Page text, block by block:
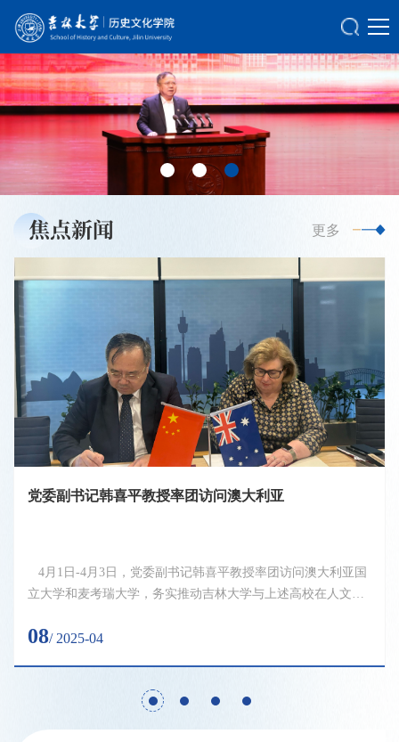
焦点新闻 更多
党委副书记韩喜平教授率团访问澳大利亚
4月1日-4月3日，党委副书记韩喜平教授率团访问澳大利亚国
立大学和麦考瑞大学，务实推动吉林大学与上述高校在人文社
巴纳（Noel Barnard）教授捐赠图书事宜进行调研。 访问
大学合作谅解备忘录》。利安·诺里斯表示，麦考瑞大学与吉林
08/ 2025-04